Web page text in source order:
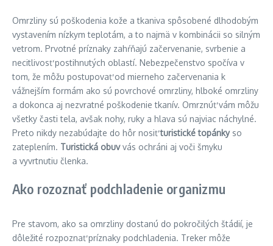
Omrzliny sú poškodenia kože a tkaniva spôsobené dlhodobým
vystavením nízkym teplotám, a to najmä v kombinácii so silným
vetrom. Prvotné príznaky zahŕňajú začervenanie, svrbenie a
necitlivosť postihnutých oblastí. Nebezpečenstvo spočíva v
tom, že môžu postupovať od mierneho začervenania k
vážnejším formám ako sú povrchové omrzliny, hlboké omrzliny
a dokonca aj nezvratné poškodenie tkanív. Omrznúť vám môžu
všetky časti tela, avšak nohy, ruky a hlava sú najviac náchylné.
Preto nikdy nezabúdajte do hôr nosiťturistické topánkyso
zateplením. Turistická obuvvás ochráni aj voči šmyku
a vyvrtnutiu členka.
Ako rozoznať podchladenie organizmu
Pre stavom, ako sa omrzliny dostanú do pokročilých štádií, je
dôležité rozpoznať príznaky podchladenia. Treker môže